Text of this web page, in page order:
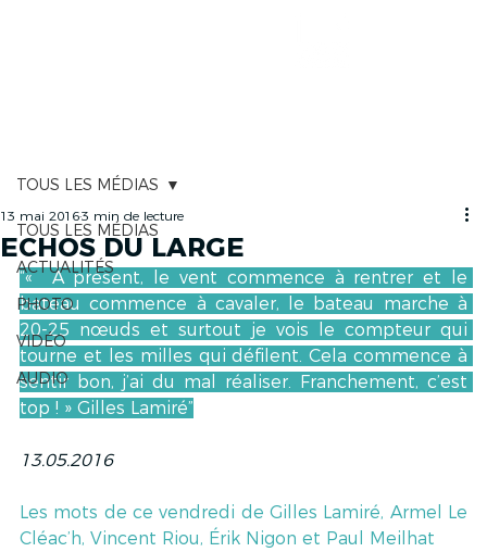
TOUS LES MÉDIAS
ACTUALITÉS
PHOTO
VIDÉO
AUDIO
TOUS LES MÉDIAS
ECHOS DU LARGE
13 mai 20163 min de lecture
“«  À présent, le vent commence à rentrer et le
bateau commence à cavaler, le bateau marche à
20-25 nœuds et surtout je vois le compteur qui
tourne et les milles qui défilent. Cela commence à
sentir bon, j’ai du mal réaliser. Franchement, c’est
top ! » Gilles Lamiré”
13.05.2016
Les mots de ce vendredi de Gilles Lamiré, Armel Le
Cléac’h, Vincent Riou, Érik Nigon et Paul Meilhat